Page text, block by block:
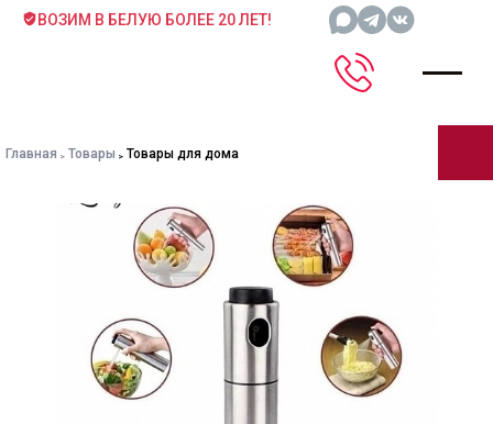
ВОЗИМ В БЕЛУЮ БОЛЕЕ 20 ЛЕТ!
Главная Товары Товары для дома